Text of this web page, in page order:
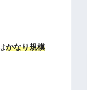
かなり規模